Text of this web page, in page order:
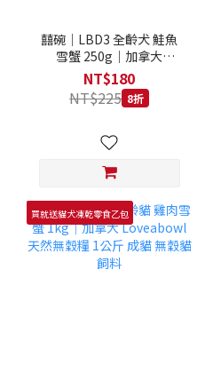
囍碗｜LBD3 全齡犬 鮭魚
雪蟹 250g｜加拿大
Loveabowl 天然無穀糧
250克 成犬 無穀狗飼料
NT$180
NT$225 8折
買就送貓犬凍乾零食乙包